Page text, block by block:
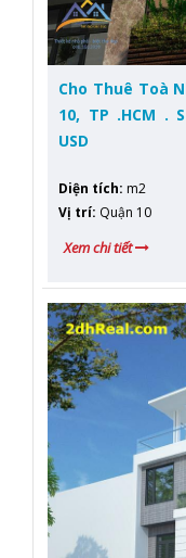
Cho Thuê Toà
10, TP .HCM .
USD
Diện tích: m2
Vị trí: Quận 10
Xem chi tiết